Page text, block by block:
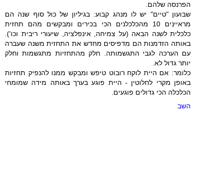
הפרנסה שלהם.
שבועון "טיים" יש לו מנהג קבוע: בגיליון של כול סוף שנה הם
מראיינים 10 מהכלכלנים הכי בכירים ומבקשים מהם תחזית
כלכלית לשנה הבאה (על צמיחה, אינפלציה, שיעורי ריבית וכו').
באותה הזדמנות הם מדפיסים מחדש את התחזית משנה שעברה
עם הערכה לגבי התגשמותה. חלק מהתחזיות מתגשמות וחלק
יותר גדול לא.
כלומר: אם היית לוקח רובוט טיפש ומבקש ממנו להנפיק תחזיות
באופן מקרי לחלוטין - היית פוגע בערך באותה מידה שמומחי
הכלכלה הכי גדולים פוגעים.
השב